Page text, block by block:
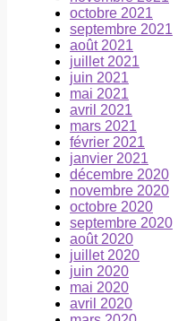
octobre 2021
septembre 2021
août 2021
juillet 2021
juin 2021
mai 2021
avril 2021
mars 2021
février 2021
janvier 2021
décembre 2020
novembre 2020
octobre 2020
septembre 2020
août 2020
juillet 2020
juin 2020
mai 2020
avril 2020